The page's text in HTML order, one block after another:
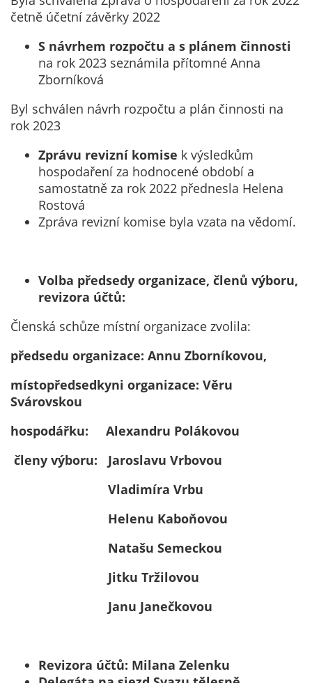
četně účetní závěrky 2022
S návrhem rozpočtu a s plánem činnosti
na rok 2023 seznámila přítomné Anna
Zborníková
Byl schválen návrh rozpočtu a plán činnosti na
rok 2023
Zprávu revizní komise k výsledkům
hospodaření za hodnocené období a
samostatně za rok 2022 přednesla Helena
Rostová
Zpráva revizní komise byla vzata na vědomí.
Volba předsedy organizace, členů výboru,
revizora účtů:
Členská schůze místní organizace zvolila:
předsedu organizace: Annu Zborníkovou,
místopředsedkyni organizace: Věru
Svárovskou
hospodářku: Alexandru Polákovou
členy výboru: Jaroslavu Vrbovou
Vladimíra Vrbu
Helenu Kaboňovou
Natašu Semeckou
Jitku Tržilovou
Janu Janečkovou
Revizora účtů: Milana Zelenku
Používáme rovněž
soubory cookie a
abychom
přizpůsobili naše
potřebám a
zájmům našich
návštěvníků.
Reklamní
používáme my
abychom Vám
mohli zobrazit
vhodné obsahy
na našich
subjektů. Díky
tomu můžeme
vytvářet profily
založené na Vašich
pseudonymizované
těchto informací
možná
bezprostřední
pseudonymizované